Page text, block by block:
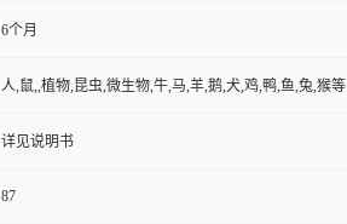
6个月
人,鼠,,植物,昆虫,微生物,牛,马,羊,鹅,犬,鸡,鸭,鱼,兔,猴等
详见说明书
87